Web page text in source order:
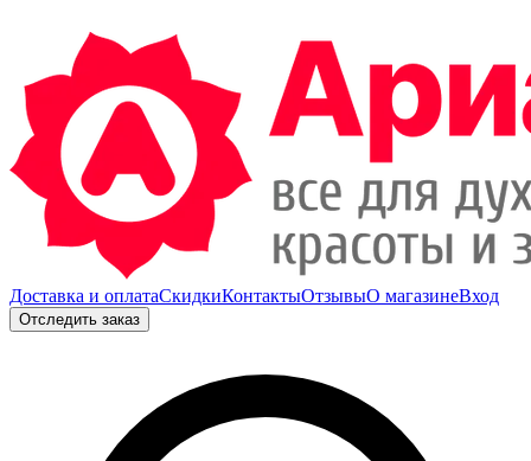
Доставка и оплатаСкидкиКонтактыОтзывыО магазинеВход
Отследить заказ